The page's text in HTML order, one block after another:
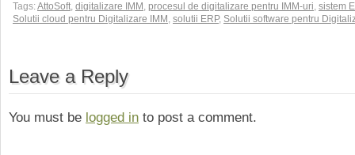
Tags:AttoSoft, digitalizare IMM , procesul de digitalizare pentru IMM-uri, sistem
Solutii cloud pentru Digitalizare IMM , solutii ERP, Solutii software pentru
Leave a Reply
You must be logged in to post a comment.